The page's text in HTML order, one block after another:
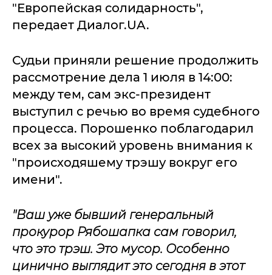
"Европейская солидарность",
передает Диалог.UA.
Судьи приняли решение продолжить
рассмотрение дела 1 июля в 14:00:
между тем, сам экс-президент
выступил с речью во время судебного
процесса. Порошенко поблагодарил
всех за высокий уровень внимания к
"происходяшему трэшу вокруг его
имени".
"Ваш уже бывший генеральный
прокурор Рябошапка сам говорил,
что это трэш. Это мусор. Особенно
цинично выглядит это сегодня в этот